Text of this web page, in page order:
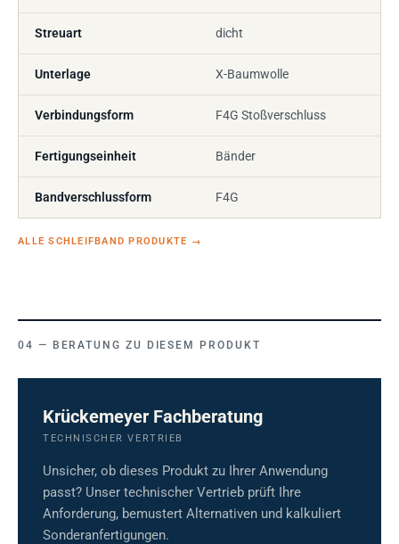
Streuart dicht
Unterlage X-Baumwolle
Verbindungsform F4G Stoßverschluss
Fertigungseinheit Bänder
Bandverschlussform F4G
ALLE SCHLEIFBAND PRODUKTE →
BERATUNG ZU DIESEM PRODUKT
Krückemeyer Fachberatung
TECHNISCHER VERTRIEB
Unsicher, ob dieses Produkt zu Ihrer Anwendung
passt? Unser technischer Vertrieb prüft Ihre
Anforderung, bemustert Alternativen und kalkuliert
Sonderanfertigungen.